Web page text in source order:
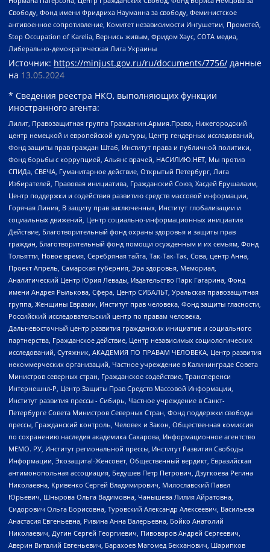
Свободу, Фонд имени Фридриха Науманна за свободу, Феминистское
антивоенное сопротивление, Комитет независимости Ингушетии, Прометей,
Stop Occupation of Karelia, Вернись живым, Фридом Хаус, СОТА медиа,
Либерально-демократическая Лига Украины
Источник: https://minjust.gov.ru/ru/documents/7756/ данные
на 13.05.2024
* Сведения реестра НКО, выполняющих функции
иностранного агента:
Лилит, Правозащитная группа Гражданин.Армия.Право, Нижегородский
центр немецкой и европейской культуры, Центр гендерных исследований,
Фонд защиты прав граждан Штаб, Институт права и публичной политики,
Фонд борьбы с коррупцией, Альянс врачей, НАСИЛИЮ.НЕТ, Мы против
СПИДа, СВЕЧА, Гуманитарное действие, Открытый Петербург, Лига
Избирателей, Правовая инициатива, Гражданский Союз, Хасдей Ерушалаим,
Центр поддержки и содействия развитию средств массовой информации,
Горячая Линия, В защиту прав заключенных, Институт глобализации и
социальных движений, Центр социально-информационных инициатив
Действие, Благотворительный фонд охраны здоровья и защиты прав
граждан, Благотворительный фонд помощи осужденным и их семьям, Фонд
Тольятти, Новое время, Серебряная тайга, Так-Так-Так, Сова, центр Анна,
Проект Апрель, Самарская губерния, Эра здоровья, Мемориал,
Аналитический Центр Юрия Левады, Издательство Парк Гагарина, Фонд
имени Андрея Рылькова, Сфера, Центр СИБАЛЬТ, Уральская правозащитная
группа, Женщины Евразии, Институт прав человека, Фонд защиты гласности,
Российский исследовательский центр по правам человека,
Дальневосточный центр развития гражданских инициатив и социального
партнерства, Гражданское действие, Центр независимых социологических
исследований, Сутяжник, АКАДЕМИЯ ПО ПРАВАМ ЧЕЛОВЕКА, Центр развития
некоммерческих организаций, Частное учреждение в Калининграде Совета
Министров северных стран, Гражданское содействие, Трансперенси
Интернешнл-Р, Центр Защиты Прав Средств Массовой Информации,
Институт развития прессы - Сибирь, Частное учреждение в Санкт-
Петербурге Совета Министров Северных Стран, Фонд поддержки свободы
прессы, Гражданский контроль, Человек и Закон, Общественная комиссия
по сохранению наследия академика Сахарова, Информационное агентство
МЕМО. РУ, Институт региональной прессы, Институт Развития Свободы
Информации, Экозащита!-Женсовет, Общественный вердикт, Евразийская
антимонопольная ассоциация, Бедушев Петр Петрович, Дзугкоева Регина
Николаевна, Кривенко Сергей Владимирович, Милославский Павел
Юрьевич, Шнырова Ольга Вадимовна, Чанышева Лилия Айратовна,
Сидорович Ольга Борисовна, Туровский Александр Алексеевич, Васильева
Анастасия Евгеньевна, Ривина Анна Валерьевна, Бойко Анатолий
Николаевич, Дугин Сергей Георгиевич, Пивоваров Андрей Сергеевич,
Аверин Виталий Евгеньевич, Барахоев Магомед Бекханович, Шарипков